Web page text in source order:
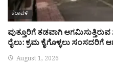
ಕರಾವಳಿ
ಪುತ್ತೂರಿಗೆ ತಡವಾಗಿ
ರೈಲು: ಕ್ರಮ ಕೈಗೊಳ್ಳಲು ಸಂಸದರಿಗೆ
August 1, 2026